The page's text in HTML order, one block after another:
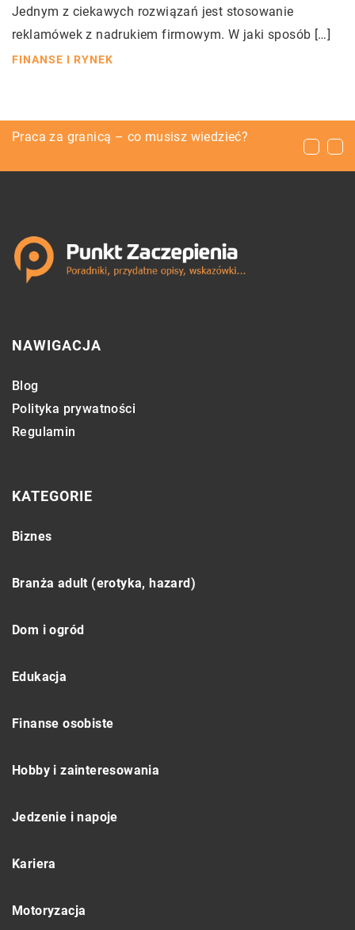
Jednym z ciekawych rozwiązań jest stosowanie
reklamówek z nadrukiem firmowym. W jaki sposób […]
FINANSE I RYNEK
Stylowe ubrania dla kobiet w ciąży
Praca za granicą – co musisz wiedzieć?
Malowanie butów – jak zafarbować buty krok
NAWIGACJA
Blog
Polityka prywatności
Regulamin
KATEGORIE
Biznes
Branża adult (erotyka, hazard)
Dom i ogród
Edukacja
Finanse osobiste
Hobby i zainteresowania
Jedzenie i napoje
Kariera
Motoryzacja